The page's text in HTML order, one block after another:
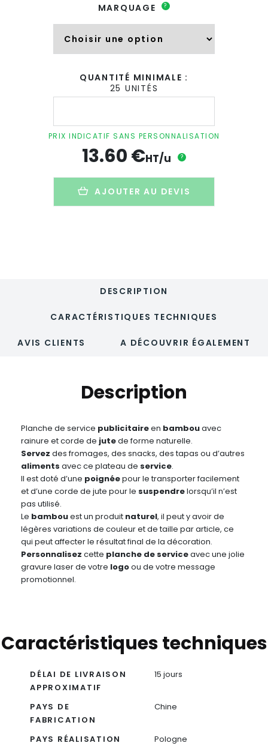
MARQUAGE ?
QUANTITÉ MINIMALE :
25 UNITÉS
quantité
de
service
publicitaire
PRIX INDICATIF SANS PERSONNALISATION
13.60€HT/u ?
AJOUTER AU DEVIS
DESCRIPTION
CARACTÉRISTIQUES TECHNIQUES
AVIS CLIENTS A DÉCOUVRIR ÉGALEMENT
Description
Planche de service publicitaireen bambouavec
rainure et corde de jutede forme naturelle.
Servez des fromages, des snacks, des tapas ou d’autres
aliments avec ce plateau de service.
Il est doté d’une poignéepour le transporter facilement
et d’une corde de jute pour le suspendrelorsqu’il n’est
pas utilisé.
Le bambouest un produit naturel, il peut y avoir de
légères variations de couleur et de taille par article, ce
qui peut affecter le résultat final de la décoration.
Personnalisez cette planche de serviceavec une jolie
gravure laser de votre logoou de votre message
promotionnel.
Caractéristiques techniques
DÉLAI DE LIVRAISON
APPROXIMATIF
15 jours
PAYS DE
FABRICATION
Chine
PAYS RÉALISATION
Pologne